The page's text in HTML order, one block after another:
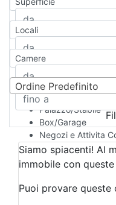
Casa Semi-
Attico/Mansarda
Rustico/Casale
Camera d'Albergo
Multiproprietà
Palazzo/Stabile
Box/Garage
Negozi e Attivita
Qualsiasi
Attività/Licenza
Azienda Agricola
Bar/Ristorante
Locali
Camere
Ordine Predefinito
Siamo spiacenti! Al
immobile con
Puoi provare queste